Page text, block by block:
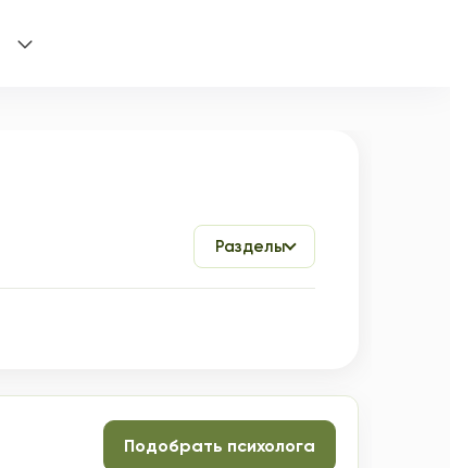
Разделы
Подобрать психолога